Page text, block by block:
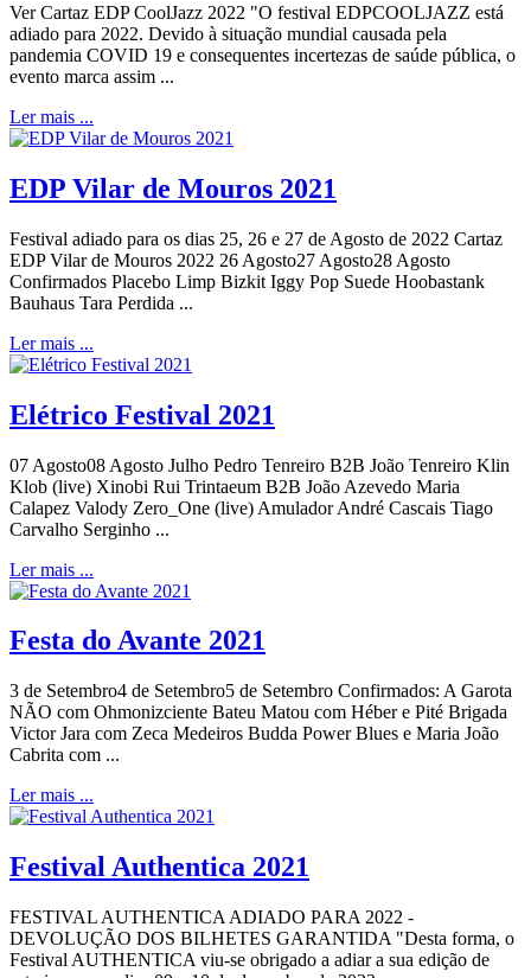
Ver Cartaz EDP CoolJazz 2022 "O festival EDPCOOLJAZZ está
adiado para 2022. Devido à situação mundial causada pela
pandemia COVID 19 e consequentes incertezas de saúde pública, o
evento marca assim ...
Ler mais ...
EDP Vilar de Mouros 2021
Festival adiado para os dias 25, 26 e 27 de Agosto de 2022 Cartaz
EDP Vilar de Mouros 2022 26 Agosto27 Agosto28 Agosto
Confirmados Placebo Limp Bizkit Iggy Pop Suede Hoobastank
Bauhaus Tara Perdida ...
Ler mais ...
Elétrico Festival 2021
07 Agosto08 Agosto Julho Pedro Tenreiro B2B João Tenreiro Klin
Klob (live) Xinobi Rui Trintaeum B2B João Azevedo Maria
Calapez Valody Zero_One (live) Amulador André Cascais Tiago
Carvalho Serginho ...
Ler mais ...
Festa do Avante 2021
3 de Setembro4 de Setembro5 de Setembro Confirmados: A Garota
NÃO com Ohmonizciente Bateu Matou com Héber e Pité Brigada
Victor Jara com Zeca Medeiros Budda Power Blues e Maria João
Cabrita com ...
Ler mais ...
Festival Authentica 2021
FESTIVAL AUTHENTICA ADIADO PARA 2022 -
DEVOLUÇÃO DOS BILHETES GARANTIDA "Desta forma, o
Festival AUTHENTICA viu-se obrigado a adiar a sua edição de